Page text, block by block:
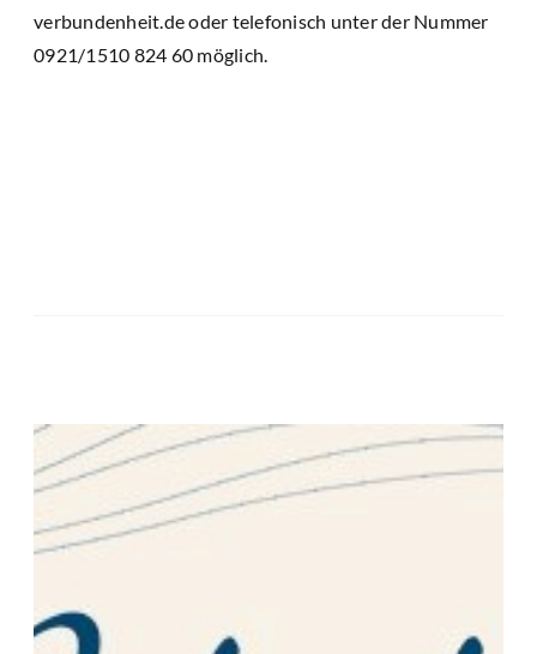
verbundenheit.de oder telefonisch unter der Nummer
0921/1510 824 60 möglich.